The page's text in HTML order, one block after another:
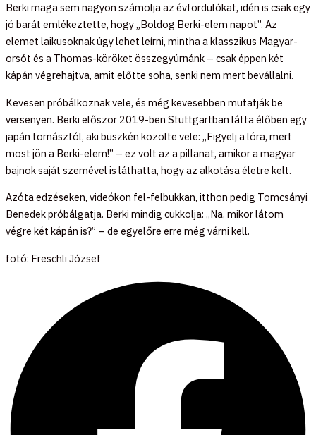
Berki maga sem nagyon számolja az évfordulókat, idén is csak egy
jó barát emlékeztette, hogy „Boldog Berki-elem napot”. Az
elemet laikusoknak úgy lehet leírni, mintha a klasszikus Magyar-
orsót és a Thomas-köröket összegyúrnánk – csak éppen két
kápán végrehajtva, amit előtte soha, senki nem mert bevállalni.
Kevesen próbálkoznak vele, és még kevesebben mutatják be
versenyen. Berki először 2019-ben Stuttgartban látta élőben egy
japán tornásztól, aki büszkén közölte vele: „Figyelj a lóra, mert
most jön a Berki-elem!” – ez volt az a pillanat, amikor a magyar
bajnok saját szemével is láthatta, hogy az alkotása életre kelt.
Azóta edzéseken, videókon fel-felbukkan, itthon pedig Tomcsányi
Benedek próbálgatja. Berki mindig cukkolja: „Na, mikor látom
végre két kápán is?” – de egyelőre erre még várni kell.
fotó: Freschli József